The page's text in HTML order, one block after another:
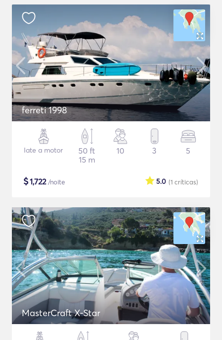
ferreti 1998
Iate a motor
50 ft
15 m
10 3 5
$1,722/noite (1 críticas)
5.0
MasterCraft X-Star